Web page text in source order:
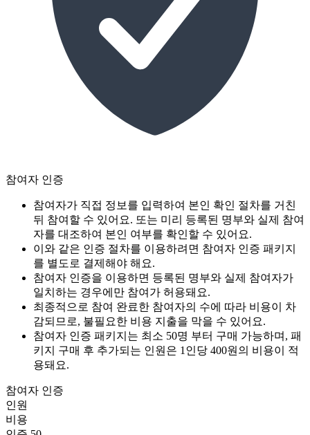
참여자 인증
참여자가 직접 정보를 입력하여 본인 확인 절차를 거친
뒤 참여할 수 있어요. 또는 미리 등록된 명부와 실제 참여
자를 대조하여 본인 여부를 확인할 수 있어요.
이와 같은 인증 절차를 이용하려면 참여자 인증 패키지
를 별도로 결제해야 해요.
참여자 인증을 이용하면 등록된 명부와 실제 참여자가
일치하는 경우에만 참여가 허용돼요.
최종적으로 참여 완료한 참여자의 수에 따라 비용이 차
감되므로, 불필요한 비용 지출을 막을 수 있어요.
참여자 인증 패키지는 최소 50명 부터 구매 가능하며, 패
키지 구매 후 추가되는 인원은 1인당 400원의 비용이 적
용돼요.
참여자 인증
인원
비용